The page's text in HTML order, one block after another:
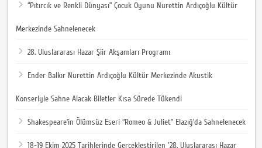
“Pıtırcık ve Renkli Dünyası” Çocuk Oyunu Nurettin Ardıçoğlu Kültür
Merkezinde Sahnelenecek
28. Uluslararası Hazar Şiir Akşamları Programı
Ender Balkır Nurettin Ardıçoğlu Kültür Merkezinde Akustik
Konseriyle Sahne Alacak Biletler Kısa Sürede Tükendi
Shakespeare’in Ölümsüz Eseri “Romeo & Juliet” Elazığ’da Sahnelenecek
18-19 Ekim 2025 Tarihlerinde Gerçekleştirilen '28. Uluslararası Hazar